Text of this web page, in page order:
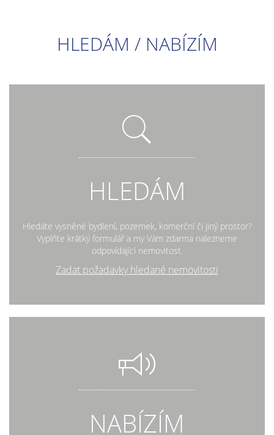
HLEDÁM / NABÍZÍM
HLEDÁM
Hledáte vysněné bydlení, pozemek, komerční či jiný prostor?
Vyplňte krátký formulář a my Vám zdarma nalezneme
odpovídající nemovitost.
Zadat požadavky hledané nemovitosti
NABÍZÍM